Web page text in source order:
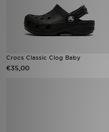
Crocs Classic Clog Baby
€35,00